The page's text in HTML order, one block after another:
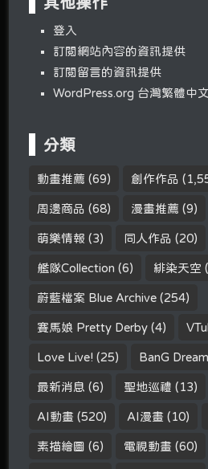
登入
訂閱網站內容的資訊提供
訂閱留言的資訊提供
WordPress.org 台灣繁體中文
分類
動畫推薦 (69) 創作作品
周邊商品 (68) 漫畫推薦 (9)
萌樂情報 (3) 同人作品 (20)
艦隊Collection (6) 緋染天空
蔚藍檔案 Blue Archive (254)
賽馬娘 Pretty Derby (4)
Love Live! (25) BanG
最新消息 (6) 聖地巡禮 (13)
AI動畫 (520) AI漫畫 (10)
素描繪圖 (6) 電視動畫 (60)